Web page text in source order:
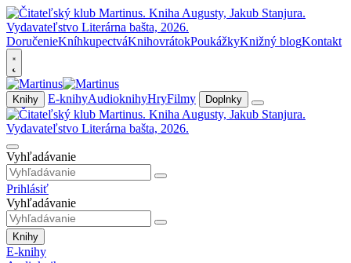
DoručenieKníhkupectváKnihovrátokPoukážkyKnižný blogKontakt
Knihy E-knihyAudioknihyHryFilmy Doplnky
Vyhľadávanie
Prihlásiť
Vyhľadávanie
Knihy
E-knihy